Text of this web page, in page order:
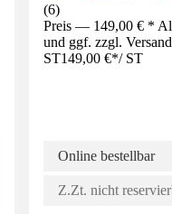
(6)
Preis — 149,00 € *
und ggf. zzgl.
ST149,00 €*/ ST
Online bestellbar
Z.Zt. nicht